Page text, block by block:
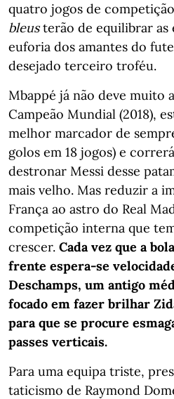
quatro jogos de
bleusterão de equilibrar as
euforia dos amantes do
desejado terceiro troféu.
Mbappé já não deve muito
Campeão Mundial (2018),
melhor marcador de
golos em 18 jogos) e
destronar Messi desse
mais velho. Mas reduzir a
França ao astro do Real
competição interna que
crescer. Cada vez que a
frente espera-se
Deschamps, um antigo
focado em fazer brilhar
para que se procure
passes verticais.
Para uma equipa triste,
taticismo de Raymond